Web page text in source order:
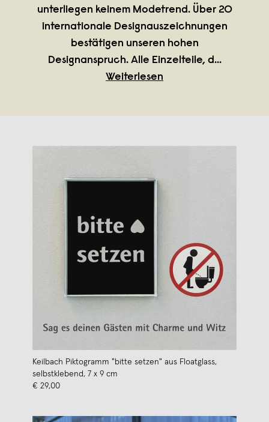
unterliegen keinem Modetrend. Über 20
internationale Designauszeichnungen
bestätigen unseren hohen
Designanspruch. Alle Einzelteile, d...
Weiterlesen
Keilbach Piktogramm "bitte setzen" aus Floatglass,
selbstklebend, 7 x 9 cm
€ 29,00